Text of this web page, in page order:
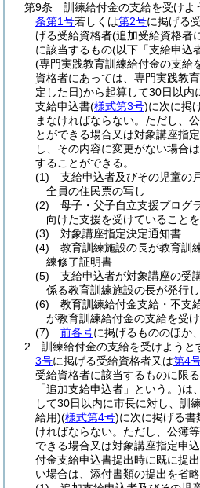
第9条
訓練給付金の支給を受けよ
条第1号若しくは第2号に掲げる
げる受給資格者(追加受給資格者
に該当するもの(以下「支給申込
(専門実践教育訓練給付金の支給
資格者にあっては、専門実践教
定した日)から起算して30日以内
支給申込書(様式第3号)に次に掲
まなければならない。 ただし、
とができる場合又は対象講座指
し、その内容に変更がない場合
することができる。
(1)
支給申込者及びその児童の
全員の住民票の写し
(2)
母子・父子自立支援プログ
向けた支援を受けていること
(3)
対象講座指定決定通知書
(4)
教育訓練施設の長が教育訓
練修了証明書
(5)
支給申込者が対象講座の受
係る教育訓練施設の長が発行
(6)
教育訓練給付金支給・不支
が教育訓練給付金の支給を受
(7)
前各号に掲げるもののほか
2
訓練給付金の支給を受けようと
3号に掲げる受給資格者又は第4
受給資格者に該当するものに限
「追加支給申込者」という。)は
して30日以内に市長に対し、訓
給用)(様式第4号)に次に掲げる書
ければならない。 ただし、公簿
できる場合又は対象講座指定申
付金支給申込書提出時に既に提
い場合は、添付書類の提出を省